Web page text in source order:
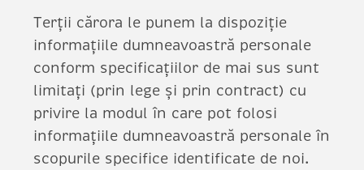
Terții cărora le punem la dispoziție
informațiile dumneavoastră personale
conform specificațiilor de mai sus sunt
limitați (prin lege și prin contract) cu
privire la modul în care pot folosi
informațiile dumneavoastră personale în
scopurile specifice identificate de noi.